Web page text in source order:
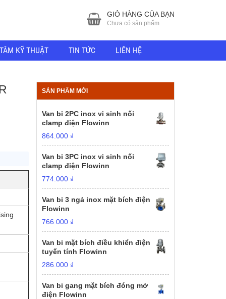
GIỎ HÀNG CỦA BẠN
Chưa có sản phẩm
KỸ THUẬT TIN TỨC LIÊN HỆ
SẢN PHẨM MỚI
Van bi 2PC inox vi sinh nối
clamp điện Flowinn
864.000 ₫
Van bi 3PC inox vi sinh nối
clamp điện Flowinn
774.000 ₫
Van bi 3 ngả inox mặt bích điện
Flowinn
766.000 ₫
Van bi mặt bích điều khiển điện
tuyến tính Flowinn
286.000 ₫
Van bi gang mặt bích đóng mở
điện Flowinn